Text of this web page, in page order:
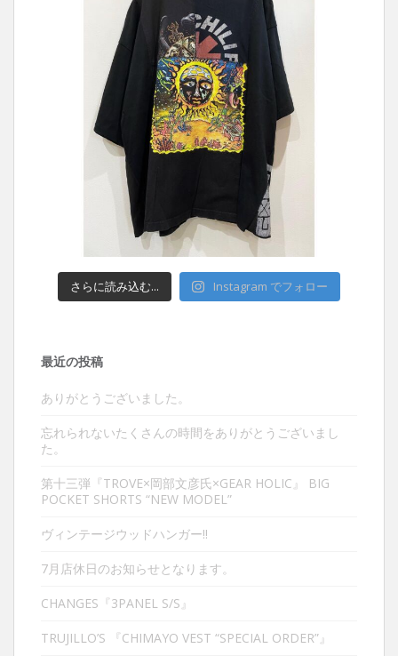
さらに読み込む... Instagram でフォロー
最近の投稿
ありがとうございました。
忘れられないたくさんの時間をありがとうございまし
た。
第十三弾『TROVE×岡部文彦氏×GEAR HOLIC』 BIG
POCKET SHORTS “NEW MODEL”
ヴィンテージウッドハンガー‼︎
7月店休日のお知らせとなります。
CHANGES『3PANEL S/S』
TRUJILLO’S 『CHIMAYO VEST “SPECIAL ORDER”』